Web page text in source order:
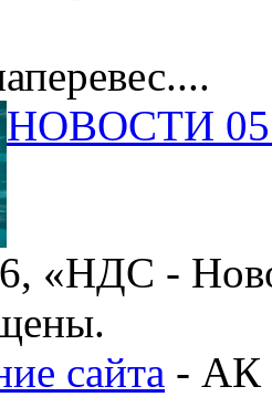
НОВОСТИ
«НДС -
сайта - АК